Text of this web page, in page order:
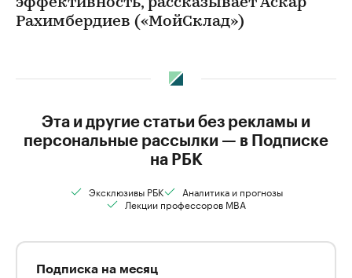
эффективность, рассказывает Аскар
Рахимбердиев («МойСклад»)
Эта и другие статьи без рекламы и
персональные рассылки — в Подписке
на РБК
Эксклюзивы РБК
Аналитика и прогнозы
Лекции профессоров MBA
Подписка на месяц